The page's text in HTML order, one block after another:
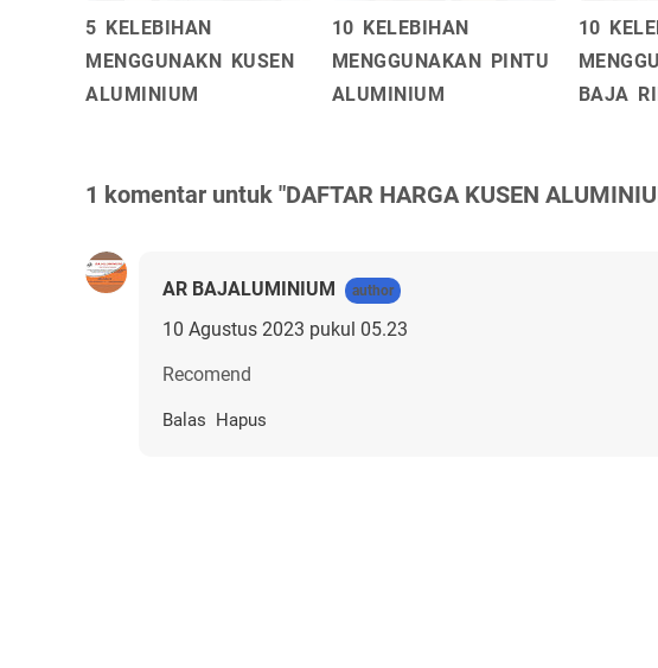
5 KELEBIHAN
MENGGUNAKN KUSEN
ALUMINIUM
10 KELEBIHAN
MENGGUNAKAN PINTU
ALUMINIUM
10
BAJA
1 komentar untuk "DAFTAR HARGA KUSEN
AR BAJALUMINIUM
10 Agustus 2023 pukul 05.23
Recomend
Balas Hapus